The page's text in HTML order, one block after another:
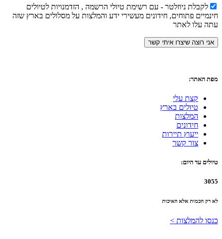
לקבלת ניוזלטר - עם רשימת טיולי הרשמה , הזדמנויות לטיולים
חינמיים פתוחים, חידונים מעשירי ידע והמלצות על מסלולים בארץ שזה
עתה עלו לאתר
מפת האתר:
קצת עלי
טיולים בארץ
המלצות
חידונים
ייעוץ תיירות
צור קשר
טיולים עד היום:
3055
לא רק הכמות אלא האיכות
כנסו להמלצות >